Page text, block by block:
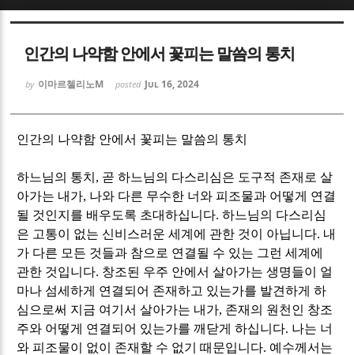
인간의 나약함 안에서 꽃피는 말씀의 통치
by 이마르첼리노M posted Jul 16, 2024
인간의 나약함 안에서 꽃피는 말씀의 통치
하느님의 통치 , 곧 하느님의 다스리심은 도구적 존재로 살
아가는 내가, 나와 다른 무수한 너와 피조물과 어떻게 연결
될 것인지를 배우도록 초대하십니다.하느님의 다스리심
은 고통이 없는 신비스러운 세계에 관한 것이 아닙니다. 내
가 다른 모든 것들과 참으로 연결될 수 있는 그런 세계에
관한 것입니다. 창조된 우주 안에서 살아가는 생명들이 얼
마나 섬세하게 연결되어 존재하고 있는가를 발견하게 하
심으로써 지금 여기서 살아가는 내가, 존재의 원천인 창조
주와 어떻게 연결되어 있는가를 깨닫게 하십니다. 나는 너
와 피조물이 없이 존재할 수 없기 때문입니다. 예수께서는
Sketchbook5, 스케치북5
Sketchbook5, 스케치북5
Sketchbook5, 스케치북5
Sketchbook5, 스케치북5